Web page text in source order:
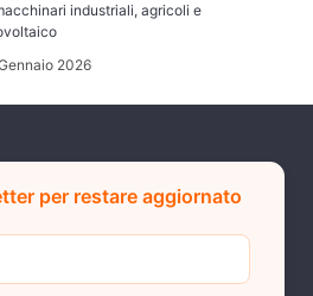
industriali, agricoli e
2026
per restare aggiornato